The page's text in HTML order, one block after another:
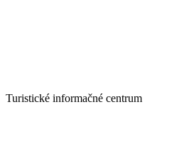
Turistické informačné centrum